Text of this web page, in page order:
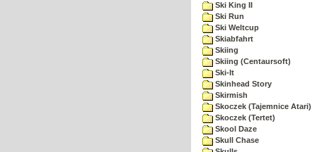
Ski King II
Ski Run
Ski Weltcup
Skiabfahrt
Skiing
Skiing (Centaursoft)
Ski-It
Skinhead Story
Skirmish
Skoczek (Tajemnice Atari)
Skoczek (Tertet)
Skool Daze
Skull Chase